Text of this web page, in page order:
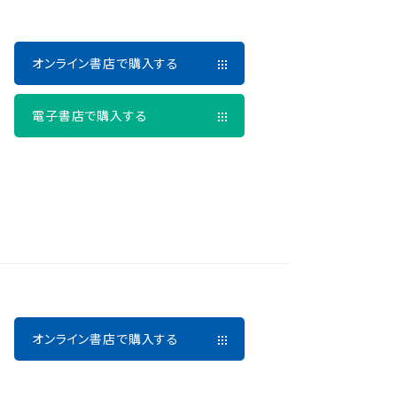
オンライン書店で購入する
電子書店で購入する
オンライン書店で購入する